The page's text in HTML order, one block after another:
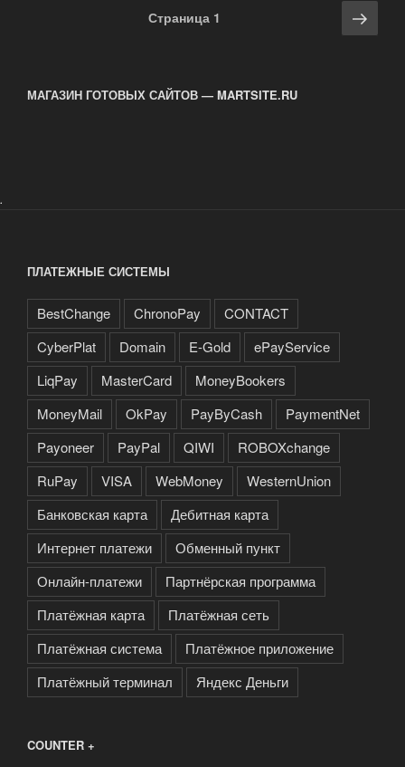
Страница 1
МАГАЗИН ГОТОВЫХ САЙТОВ — MARTSITE.RU
.
ПЛАТЕЖНЫЕ СИСТЕМЫ
BestChange ChronoPay
CONTACT
CyberPlat
Domain E-Gold
ePayService
LiqPay
MasterCard
MoneyBookers
MoneyMail
OkPay PayByCash
PaymentNet
Payoneer
PayPal QIWI
ROBOXchange
RuPay
VISA WebMoney
WesternUnion
Банковская карта
Дебитная карта
Интернет платежи
Обменный пункт
Онлайн-платежи
Партнёрская программа
Платёжная карта
Платёжная сеть
Платёжная система
Платёжное приложение
Платёжный терминал
Яндекс Деньги
COUNTER +